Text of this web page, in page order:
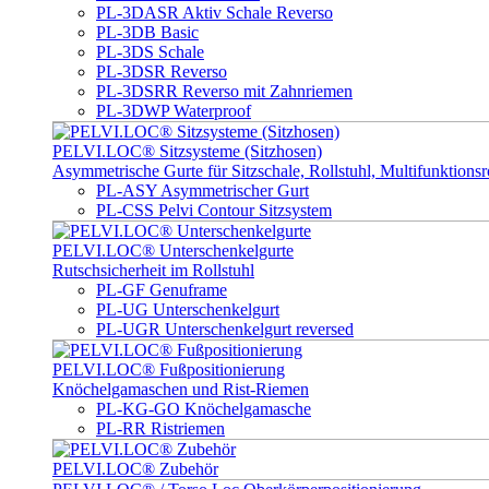
PL-3DASR Aktiv Schale Reverso
PL-3DB Basic
PL-3DS Schale
PL-3DSR Reverso
PL-3DSRR Reverso mit Zahnriemen
PL-3DWP Waterproof
PELVI.LOC® Sitzsysteme (Sitzhosen)
Asymmetrische Gurte für Sitzschale, Rollstuhl,
PL-ASY Asymmetrischer Gurt
PL-CSS Pelvi Contour Sitzsystem
PELVI.LOC® Unterschenkelgurte
Rutschsicherheit im Rollstuhl
PL-GF Genuframe
PL-UG Unterschenkelgurt
PL-UGR Unterschenkelgurt reversed
PELVI.LOC® Fußpositionierung
Knöchelgamaschen und Rist-Riemen
PL-KG-GO Knöchelgamasche
PL-RR Ristriemen
PELVI.LOC® Zubehör